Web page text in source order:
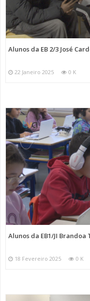
Alunos da EB 2/3 José
22 Janeiro 2025 0 K
Alunos da EB1/JI
18 Fevereiro 2025 0 K